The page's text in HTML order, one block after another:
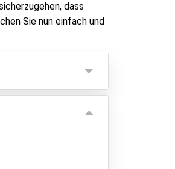
dass
Sie nun einfach und